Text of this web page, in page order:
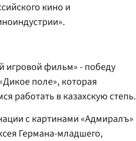
кино и
игровой фильм» - победу
поле», которая
работать в казахскую степь.
с картинами «Адмиралъ»
Германа-младшего,